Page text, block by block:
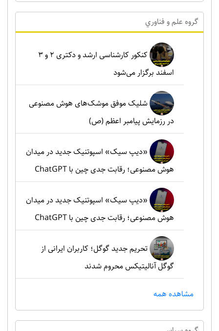
گروه علم و فناوري
کنکور کارشناسی ارشد و دکتری ۲ و ۳
اسفند برگزار می‌شود
شلیک موفق موشک‌های هوش مصنوعی
در رزمایش پیامبر اعظم (ص)
«دیپ سیک» اسپوتنیک جدید در میدان
هوش مصنوعی؛ رقابت جدی چین با ChatGPT
«دیپ سیک» اسپوتنیک جدید در میدان
هوش مصنوعی؛ رقابت جدی چین با ChatGPT
تحریم جدید گوگل؛ کاربران ایرانی از
گوگل آنالیتیکس محروم شدند
مشاهده همه